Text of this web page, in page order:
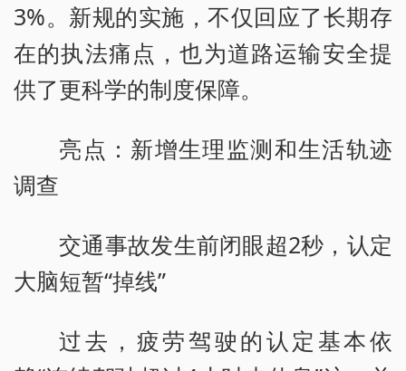
3%。新规的实施，不仅回应了长期存
在的执法痛点，也为道路运输安全提
供了更科学的制度保障。
亮点：新增生理监测和生活轨迹
调查
交通事故发生前闭眼超2秒，认定
大脑短暂“掉线”
过去，疲劳驾驶的认定基本依